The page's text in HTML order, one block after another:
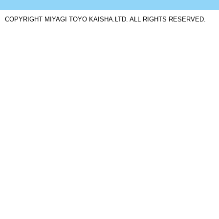
COPYRIGHT MIYAGI TOYO KAISHA.LTD. ALL RIGHTS RESERVED.